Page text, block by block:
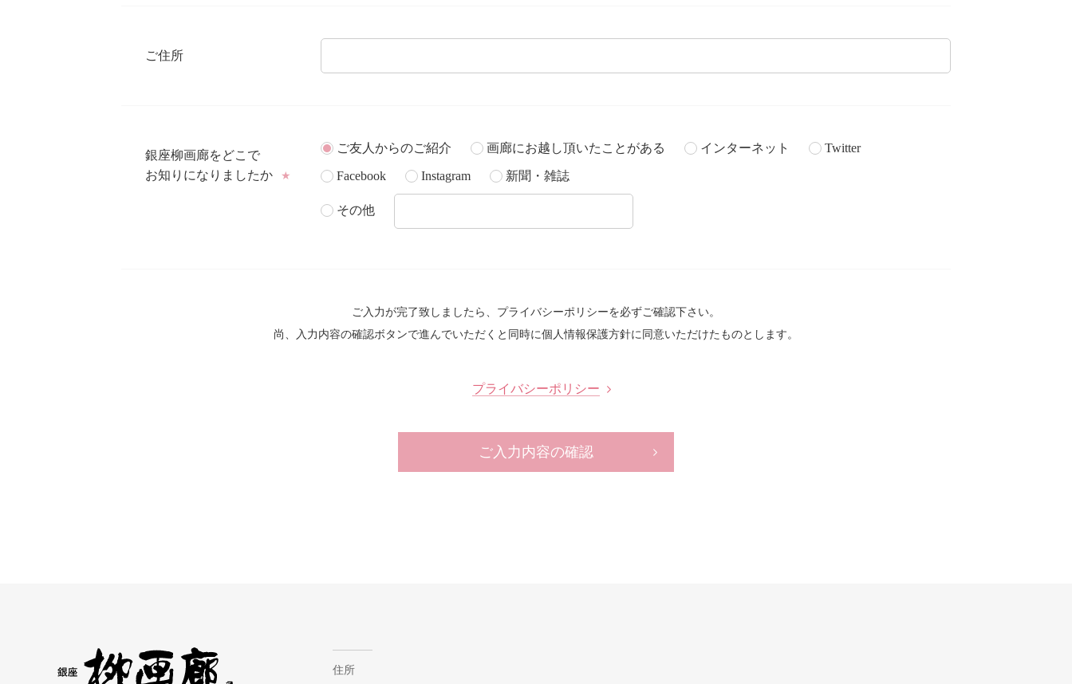
ご住所
銀座柳画廊をどこで
お知りになりましたか
★
ご友人からのご紹介 画廊にお越し頂いたことがある インターネット Twitter
Facebook Instagram 新聞・雑誌
その他
ご入力が完了致しましたら、プライバシーポリシーを必ずご確認下さい。
尚、入力内容の確認ボタンで進んでいただくと同時に個人情報保護方針に同意いただけたものとします。
プライバシーポリシー
ご入力内容の確認
住所